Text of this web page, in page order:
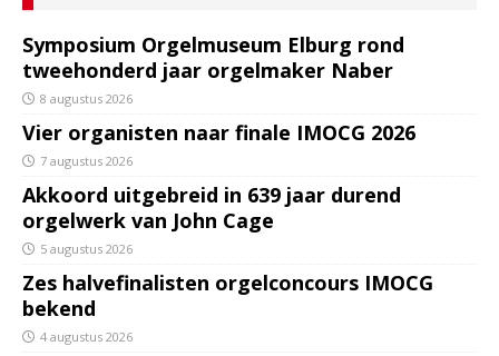
Symposium Orgelmuseum Elburg rond
tweehonderd jaar orgelmaker Naber
8 augustus 2026
Vier organisten naar finale IMOCG 2026
7 augustus 2026
Akkoord uitgebreid in 639 jaar durend
orgelwerk van John Cage
5 augustus 2026
Zes halvefinalisten orgelconcours IMOCG
bekend
4 augustus 2026